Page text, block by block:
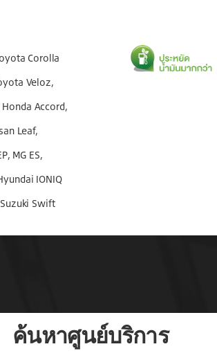
Corolla
Veloz,
Accord,
Leaf,
MG ES,
IONIQ
Swift
ค้นหาศูนย์บริการ